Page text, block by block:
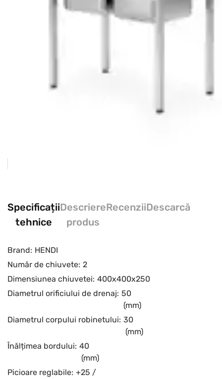
Specificații
tehnice
Descriere
produs
RecenziiDescarcă
Brand: HENDI
Număr de chiuvete: 2
Dimensiunea chiuvetei: 400х400х250
Diametrul orificiului de drenaj: 50
(mm)
Diametrul corpului robinetului: 30
(mm)
Înălțimea bordului: 40
(mm)
Picioare reglabile: +25 /